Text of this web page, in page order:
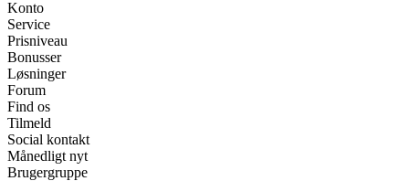
Konto
Service
Prisniveau
Bonusser
Løsninger
Forum
Find os
Tilmeld
Social kontakt
Månedligt nyt
Brugergruppe